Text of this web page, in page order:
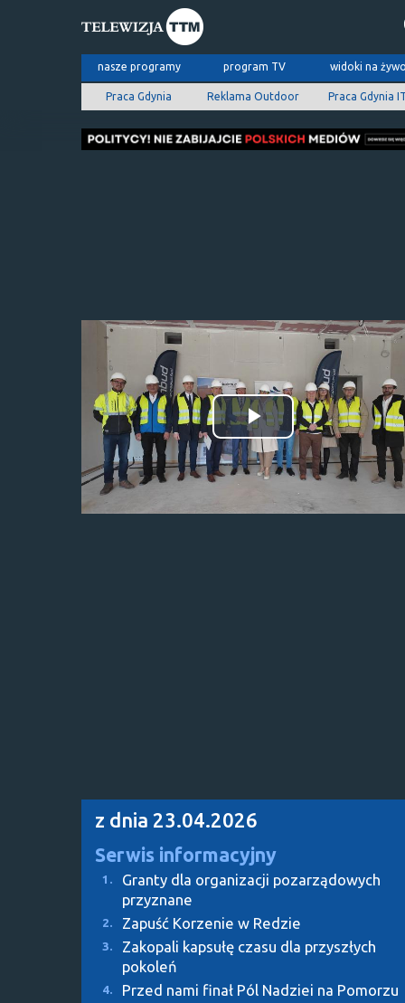
nasze programy program TV widoki na
Praca Gdynia Reklama Outdoor Praca Gdynia
Odtwórz
wideo
z dnia 23.04.2026
Serwis informacyjny
1.
Granty dla organizacji pozarządowych
przyznane
2. Zapuść Korzenie w Redzie
3.
Zakopali kapsułę czasu dla przyszłych
pokoleń
4. Przed nami finał Pól Nadziei na Pomorzu